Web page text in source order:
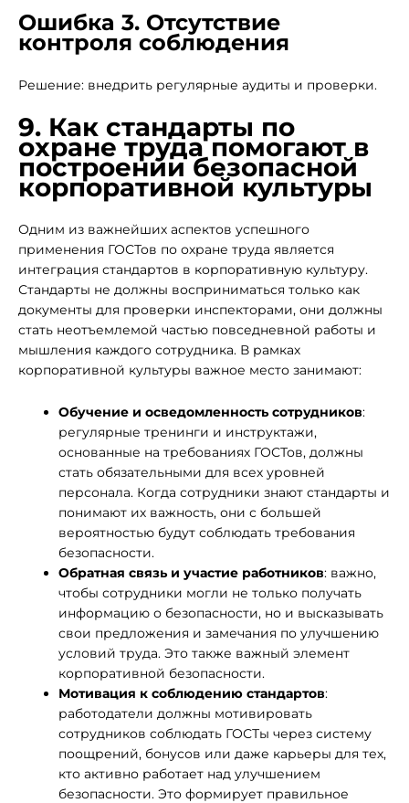
Ошибка 3. Отсутствие
контроля соблюдения
Решение: внедрить регулярные аудиты и проверки.
9. Как стандарты по
охране труда помогают в
построении безопасной
корпоративной культуры
Одним из важнейших аспектов успешного
применения ГОСТов по охране труда является
интеграция стандартов в корпоративную культуру.
Стандарты не должны восприниматься только как
документы для проверки инспекторами, они должны
стать неотъемлемой частью повседневной работы и
мышления каждого сотрудника. В рамках
корпоративной культуры важное место занимают:
Обучение и осведомленность сотрудников:
регулярные тренинги и инструктажи,
основанные на требованиях ГОСТов, должны
стать обязательными для всех уровней
персонала. Когда сотрудники знают стандарты и
понимают их важность, они с большей
вероятностью будут соблюдать требования
безопасности.
Обратная связь и участие работников: важно,
чтобы сотрудники могли не только получать
информацию о безопасности, но и высказывать
свои предложения и замечания по улучшению
условий труда. Это также важный элемент
корпоративной безопасности.
Мотивация к соблюдению стандартов:
работодатели должны мотивировать
сотрудников соблюдать ГОСТы через систему
поощрений, бонусов или даже карьеры для тех,
кто активно работает над улучшением
безопасности. Это формирует правильное